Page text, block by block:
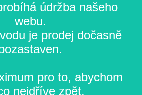
údržba našeho
webu.
je prodej dočasně
pro to, abychom
nejdříve zpět.